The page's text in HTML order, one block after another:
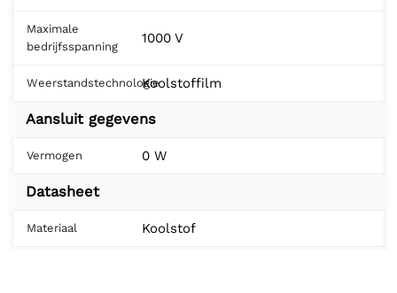
Maximale
bedrijfsspanning
1000 V
WeerstandstechnologieKoolstoffilm
Aansluit gegevens
Vermogen 0 W
Datasheet
Materiaal Koolstof